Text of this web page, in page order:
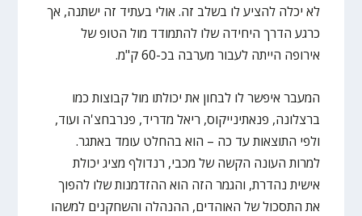
לא יכלה להציע לו בשלב זה. אולי בעתיד זה ישתנה, אך
כרגע הדרך היחידה שלו להתמודד מול הטופ של
אירופה הייתה לעבור מערבה בכ-60 ק"מ.
המעבר איפשר לו לבחון את יכולתו מול קבוצות כמו
ברצלונה, פנאתינייקוס, ריאל מדריד, פנרבחצ'ה ועוד,
ולפי התוצאות עד כה – הוא בהחלט עומד באתגר.
למרות העונה הקשה של מכבי, רנדולף מציג יכולת
אישית נהדרת, והגמר הזה הוא ההזדמנות שלו להפוך
את התסכול של האוהדים, ההנהלה והשחקנים למשהו